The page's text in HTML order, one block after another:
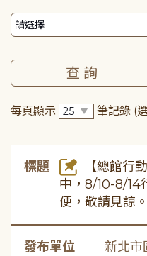
每頁顯示 筆記錄 (
標題
【總館行
中，8/10-8/14
便，敬請見諒。
發布單位 新北市